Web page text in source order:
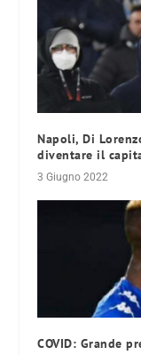
Napoli, Di
diventare il
3 Giugno 2022
COVID: Grande